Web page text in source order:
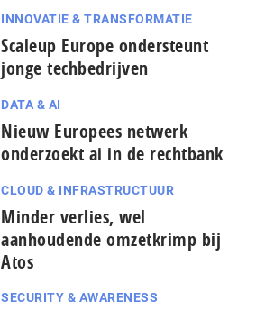
INNOVATIE & TRANSFORMATIE
Scaleup Europe ondersteunt
jonge techbedrijven
DATA & AI
Nieuw Europees netwerk
onderzoekt ai in de rechtbank
CLOUD & INFRASTRUCTUUR
Minder verlies, wel
aanhoudende omzetkrimp bij
Atos
SECURITY & AWARENESS